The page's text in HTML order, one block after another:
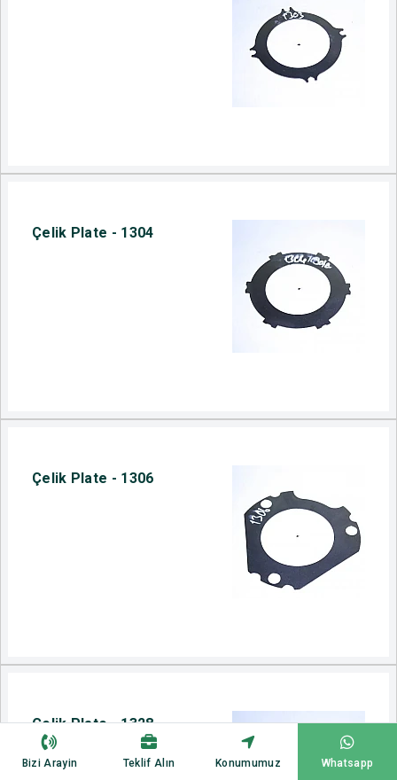
Çelik Plate - 1304
Çelik Plate - 1306
Çelik Plate - 1328
Bizi Arayin Teklif Alın Konumumuz Whatsapp